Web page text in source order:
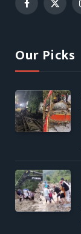
Facebook
X
Our Picks